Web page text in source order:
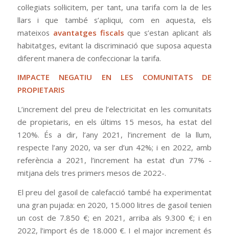
col·legiats sol·licitem, per tant, una tarifa com la de les
llars i que també s’apliqui, com en aquesta, els
mateixos avantatges fiscals que s’estan aplicant als
habitatges, evitant la discriminació que suposa aquesta
diferent manera de confeccionar la tarifa.
IMPACTE NEGATIU EN LES COMUNITATS DE
PROPIETARIS
L’increment del preu de l’electricitat en les comunitats
de propietaris, en els últims 15 mesos, ha estat del
120%. És a dir, l’any 2021, l’increment de la llum,
respecte l’any 2020, va ser d’un 42%; i en 2022, amb
referència a 2021, l’increment ha estat d’un 77% -
mitjana dels tres primers mesos de 2022-.
El preu del gasoil de calefacció també ha experimentat
una gran pujada: en 2020, 15.000 litres de gasoil tenien
un cost de 7.850 €; en 2021, arriba als 9.300 €; i en
2022, l’import és de 18.000 €. I el major increment és